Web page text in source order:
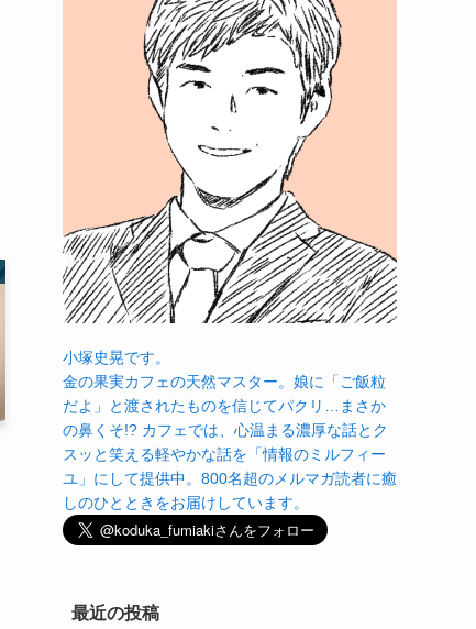
小塚史晃です。
金の果実カフェの天然マスター。娘に「ご飯粒
だよ」と渡されたものを信じてパクリ…まさか
の鼻くそ!? カフェでは、心温まる濃厚な話とク
スッと笑える軽やかな話を「情報のミルフィー
ユ」にして提供中。800名超のメルマガ読者に癒
しのひとときをお届けしています。
最近の投稿